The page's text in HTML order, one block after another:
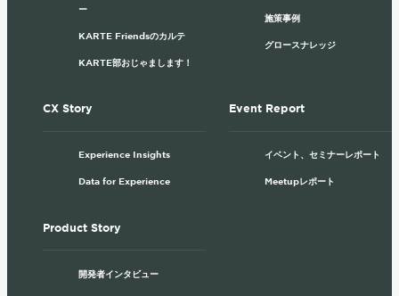
ー
KARTE Friendsのカルテ
KARTE部おじゃまします！
施策事例
グロースナレッジ
CX Story
Experience Insights
Data for Experience
Event Report
イベント、セミナーレポート
Meetupレポート
Product Story
開発者インタビュー